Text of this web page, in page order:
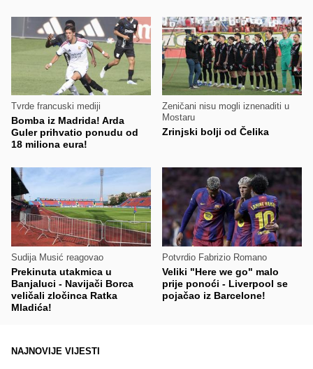
Tvrde francuski mediji
Bomba iz Madrida! Arda
Guler prihvatio ponudu od
18 miliona eura!
Zeničani nisu mogli iznenaditi u
Mostaru
Zrinjski bolji od Čelika
Sudija Musić reagovao
Prekinuta utakmica u
Banjaluci - Navijači Borca
veličali zločinca Ratka
Mladića!
Potvrdio Fabrizio Romano
Veliki "Here we go" malo
prije ponoći - Liverpool se
pojačao iz Barcelone!
NAJNOVIJE VIJESTI